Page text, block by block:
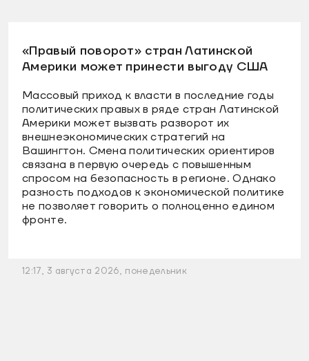
«Правый поворот» стран Латинской
Америки может принести выгоду США
Массовый приход к власти в последние годы
политических правых в ряде стран Латинской
Америки может вызвать разворот их
внешнеэкономических стратегий на
Вашингтон. Смена политических ориентиров
связана в первую очередь с повышенным
спросом на безопасность в регионе. Однако
разность подходов к экономической политике
не позволяет говорить о полноценно едином
фронте.
12:17, 3 августа 2026, понедельник